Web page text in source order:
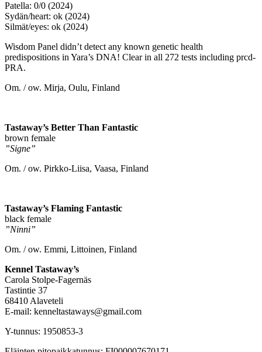
Patella: 0/0 (2024)
Sydän/heart: ok (2024)
Silmät/eyes: ok (2024)
Wisdom Panel didn’t detect any known genetic health
predispositions in Yara’s DNA! Clear in all 272 tests including prcd-
PRA.
Om. / ow. Mirja, Oulu, Finland
Tastaway’s Better Than Fantastic
brown female
”Signe”
Om. / ow. Pirkko-Liisa, Vaasa, Finland
Tastaway’s Flaming Fantastic
black female
”Ninni”
Om. / ow. Emmi, Littoinen, Finland
Kennel Tastaway’s
Carola Stolpe-Fagernäs
Tastintie 37
68410 Alaveteli
E-mail: kenneltastaways@gmail.com
Y-tunnus: 1950853-3